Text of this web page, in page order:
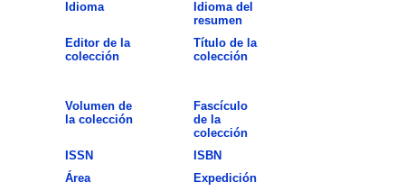
Idioma
Idioma del
resumen
Editor de la
colección
Título de la
colección
Volumen de
la colección
Fascículo
de la
colección
ISSN
ISBN
Área
Expedición